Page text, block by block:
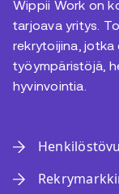
Wippii Work on
tarjoava yritys.
rekrytoijina,
työympäristöjä,
hyvinvointia.